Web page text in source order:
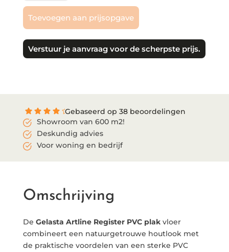
Artline
Register
aantal
Toevoegen aan prijsopgave
Verstuur je aanvraag voor de scherpste prijs.
Gebaseerd op 38 beoordelingen
Showroom van 600 m2!
Deskundig advies
Voor woning en bedrijf
Omschrijving
De Gelasta Artline Register PVC plakvloer
combineert een natuurgetrouwe houtlook met
de praktische voordelen van een sterke PVC